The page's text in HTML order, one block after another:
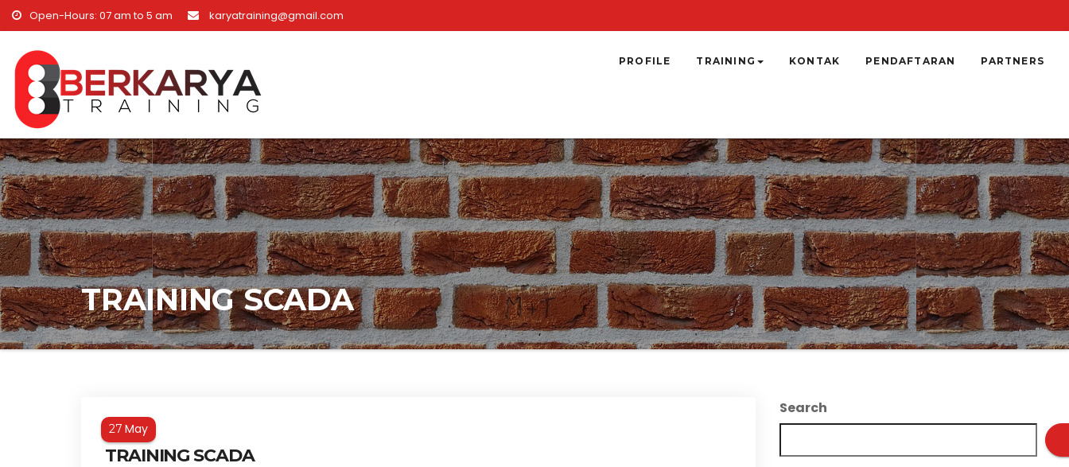
Skip to content
Open-Hours: 07 am to 5 am karyatraining@gmail.com
PROFILE TRAINING KONTAK PENDAFTARAN PARTNERS
TRAINING SCADA
27May
TRAINING SCADA
Search